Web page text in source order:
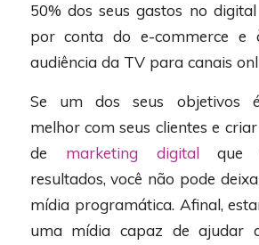
50% dos seus gastos no
por conta do e-commerce e
audiência da TV para canais
Se um dos seus objetivos é
melhor com seus clientes e
de marketing digitalque
resultados, você não pode
mídia programática. Afinal,
uma mídia capaz de ajudar